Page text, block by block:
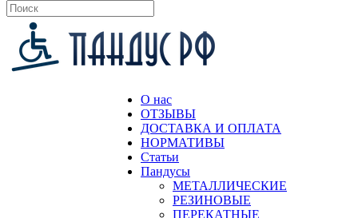
О нас
ОТЗЫВЫ
ДОСТАВКА И ОПЛАТА
НОРМАТИВЫ
Статьи
Пандусы
МЕТАЛЛИЧЕСКИЕ
РЕЗИНОВЫЕ
ПЕРЕКАТНЫЕ